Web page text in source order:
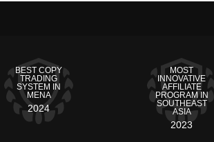
MOST
INNOVATIVE
AFFILIATE
PROGRAM IN
SOUTHEAST
ASIA
2023
BEST COPY
TRADING
SYSTEM IN
MENA
2024